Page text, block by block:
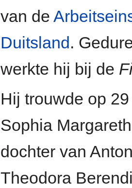
van de
Duitsland .
werkte hij bij de
Hij trouwde op
Sophia
dochter van
Theodora